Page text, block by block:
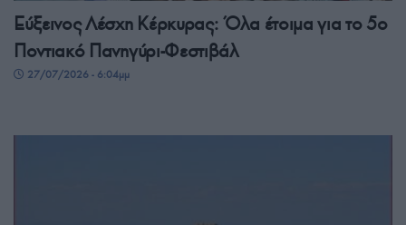
Εύξεινος Λέσχη Κέρκυρας: Όλα έτοιμα για το 5ο
Ποντιακό Πανηγύρι-Φεστιβάλ
27/07/2026 - 6:04μμ